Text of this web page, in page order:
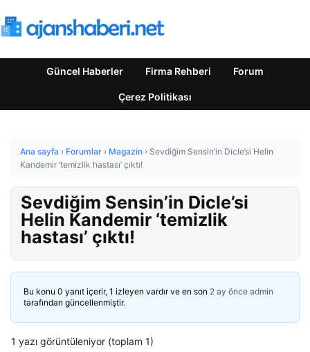
Güncel Haberler Firma Rehberi Forum
Çerez Politikası
Ana sayfa › Forumlar › Magazin › Sevdiğim Sensin’in Dicle’si Helin
Kandemir ‘temizlik hastası’ çıktı!
Sevdiğim Sensin’in Dicle’si
Helin Kandemir ‘temizlik
hastası’ çıktı!
Bu konu 0 yanıt içerir, 1 izleyen vardır ve en son 2 ay önce admin
tarafından güncellenmiştir.
1 yazı görüntüleniyor (toplam 1)